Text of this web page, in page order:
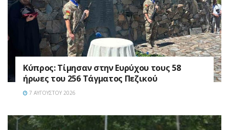
Κύπρος: Τίμησαν στην Ευρύχου τους 58
ήρωες του 256 Τάγματος Πεζικού
7 ΑΥΓΟΎΣΤΟΥ 2026